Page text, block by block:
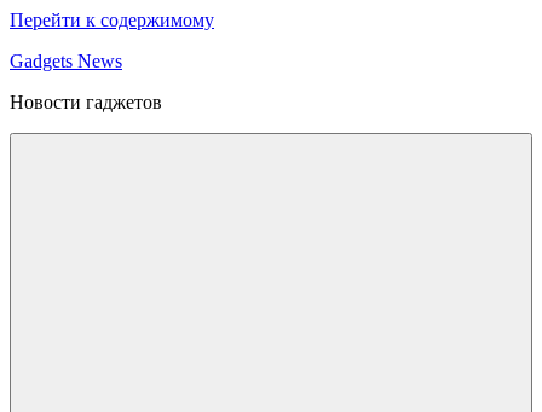
Перейти к содержимому
Gadgets News
Новости гаджетов